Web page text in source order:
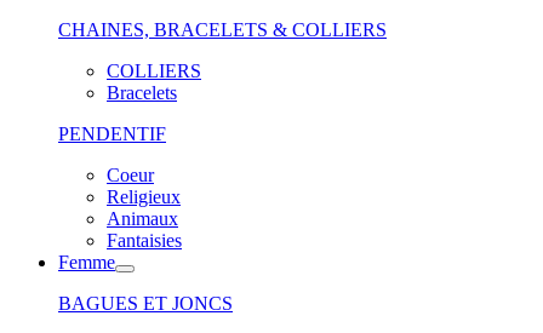
CHAINES, BRACELETS & COLLIERS
COLLIERS
Bracelets
PENDENTIF
Coeur
Religieux
Animaux
Fantaisies
Femme
BAGUES ET JONCS